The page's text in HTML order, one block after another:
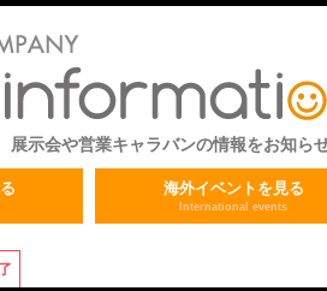
展示会や営業キャラバンの情報をお知ら
海外イベントを見る
International events